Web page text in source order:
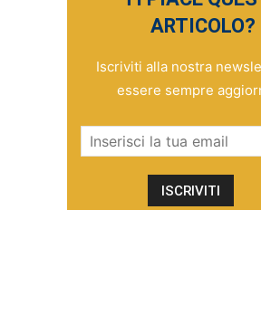
ARTICOLO?
Iscriviti alla nostra
essere sempre